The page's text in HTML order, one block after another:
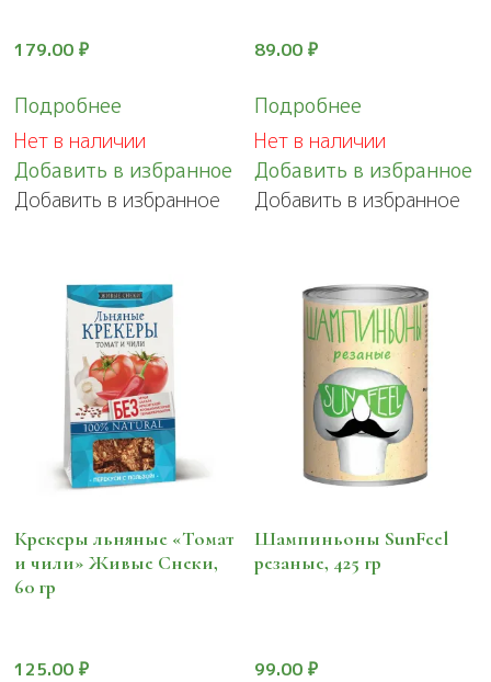
179.00 ₽
Подробнее
Нет в наличии
Добавить в избранное
Добавить в избранное
89.00₽
Подробнее
Нет в наличии
Добавить в избранное
Добавить в избранное
Крекеры льняные «Томат
и чили» Живые Снеки,
60 гр
125.00 ₽
Шампиньоны SunFeel
резаные, 425 гр
99.00₽